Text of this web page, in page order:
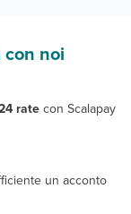
noi
ratecon Scalapay
un acconto